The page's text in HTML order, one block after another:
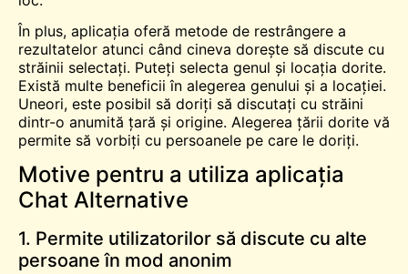
În plus, aplicația oferă metode de restrângere a
rezultatelor atunci când cineva dorește să discute cu
străinii selectați. Puteți selecta genul și locația dorite.
Există multe beneficii în alegerea genului și a locației.
Uneori, este posibil să doriți să discutați cu străini
dintr-o anumită țară și origine. Alegerea țării dorite vă
permite să vorbiți cu persoanele pe care le doriți.
Motive pentru a utiliza aplicația
Chat Alternative
1. Permite utilizatorilor să discute cu alte
persoane în mod anonim